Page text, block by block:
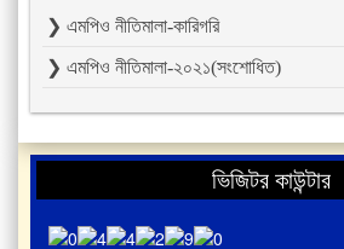
❯ এমপিও নীতিমালা-কারিগরি
❯ এমপিও নীতিমালা-২০২১(সংশোধিত)
ভিজিটর কাউন্টার